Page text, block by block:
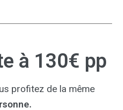
à 130€ pp
profitez de la même